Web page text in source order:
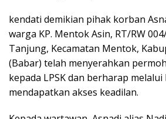
​kendati demikian pihak korban
warga KP. Mentok Asin, RT/RW
Tanjung, Kecamatan Mentok,
(Babar) telah menyerahkan
kepada LPSK dan berharap melalui
mendapatkan akses keadilan.